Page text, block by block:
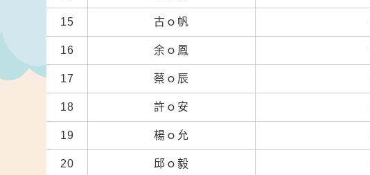
15 古ｏ帆
16 余ｏ鳳
17 蔡ｏ辰
18 許ｏ安
19 楊ｏ允
20 邱ｏ毅